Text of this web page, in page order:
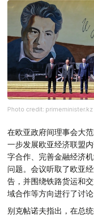
Photo credit: primeminister.kz
在欧亚政府间理事会大
一步发展欧亚经济联盟
字合作、完善金融经济
问题。会议听取了欧亚
告，并围绕铁路货运和
域合作等方向进行了讨论
别克帖诺夫指出，在总